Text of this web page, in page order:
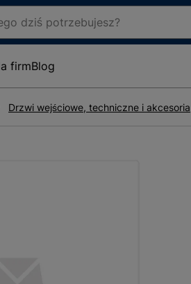
firmBlog
Drzwi wejściowe, techniczne i akcesoria